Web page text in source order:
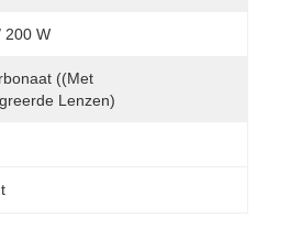
200 W
((met
Lenzen)